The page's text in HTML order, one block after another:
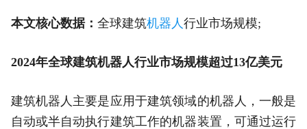
本文核心数据： 全球建筑机器人 行业市场规模;
2024年全球建筑机器人行业市场规模超过13亿美元
建筑机器人主要是应用于建筑领域的机器人，一般是
自动或半自动执行建筑工作的机器装置，可通过运行